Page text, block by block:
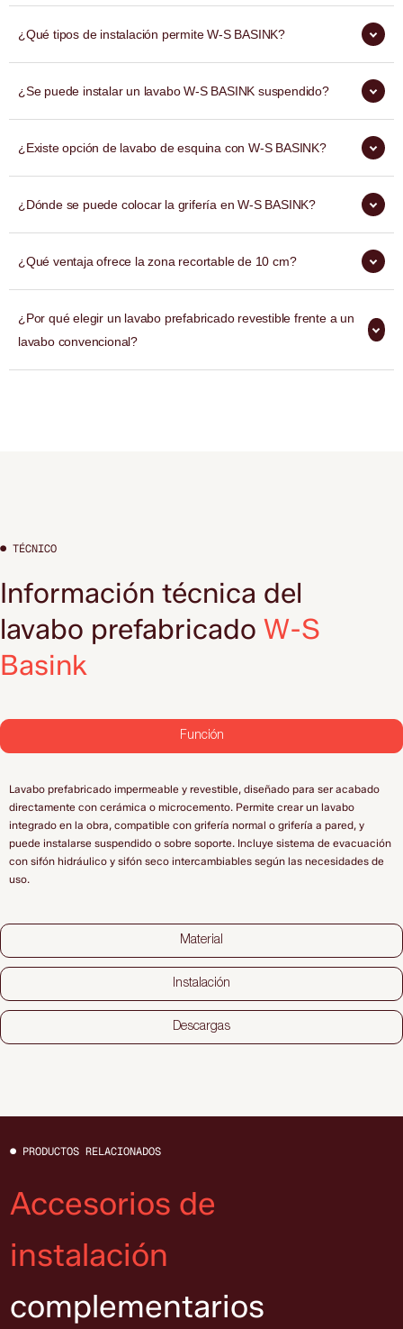
¿Qué tipos de instalación permite W-S BASINK?
¿Se puede instalar un lavabo W-S BASINK suspendido?
¿Existe opción de lavabo de esquina con W-S BASINK?
¿Dónde se puede colocar la grifería en W-S BASINK?
¿Qué ventaja ofrece la zona recortable de 10 cm?
¿Por qué elegir un lavabo prefabricado revestible frente a un
lavabo convencional?
Información técnica del
lavabo prefabricado W-S
Basink
● TÉCNICO
Función
Material
Instalación
Descargas
Lavabo prefabricado impermeable y revestible, diseñado para ser acabado
directamente con cerámica o microcemento. Permite crear un lavabo
integrado en la obra, compatible con grifería normal o grifería a pared, y
puede instalarse suspendido o sobre soporte. Incluye sistema de evacuación
con sifón hidráulico y sifón seco intercambiables según las necesidades de
uso.
● PRODUCTOS RELACIONADOS
Accesorios de
instalación
complementarios